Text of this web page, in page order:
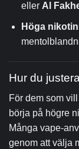
eller Al
Höga
Hur du
För dem som
börja på högre
Många vape-
genom att välja